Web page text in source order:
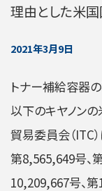
理由とした米国
2021年3月9日
トナー補給容器
以下のキヤノン
貿易委員会（ITC
第8,565,649号、
10,209,667号、